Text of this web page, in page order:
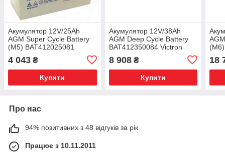
Акумулятор 12V/25Ah
AGM Super Cycle Battery
(M5) BAT412025081
4 043 ₴
Купити
Акумулятор 12V/38Ah
AGM Deep Cycle Battery
BAT412350084 Victron
8 908₴
Купити
18
Про нас
94% позитивних з 48 відгуків за рік
Працює з 10.11.2011